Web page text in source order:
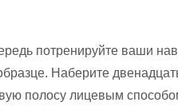
потренируйте ваши
Наберите
полосу лицевым